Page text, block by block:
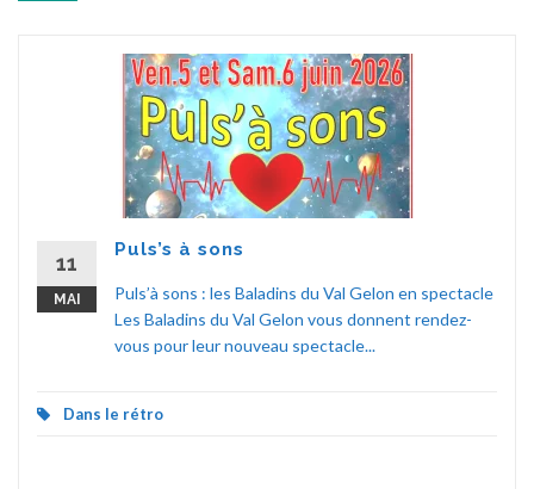
11
MAI
Puls’s à sons
Puls’à sons : les Baladins du Val Gelon en spectacle
Les Baladins du Val Gelon vous donnent rendez-
vous pour leur nouveau spectacle...
Dans le rétro